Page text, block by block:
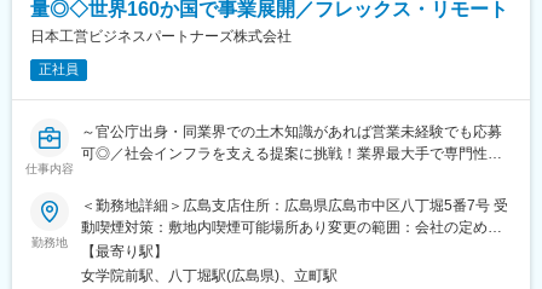
＜将来的には＞
官公庁案件に加え、民間マーケットや官民連携（PPP/PFI）など
件をお任せします。まずは社内で業務の流れを習得し、ゆくゆく
はプロポーザル対応や新規開拓にも関わっていただきます。
■評価制度
期初に上司と目標設定を行い、業績だけではなく技術提案の内
容、関係者との連携といった定性面も含めて総合的に評価しま
す。
量◎◇世界160か国で事業展開／フレックス・リモート
日本工営ビジネスパートナーズ株式会社
正社員
仕事内容
～官公庁出身・同業界での土木知識があれば営業未経験でも応募
可◎／社会インフラを支える提案に挑戦！業界最大手で専門性を
■業務内容：
・国や自治体などの官公庁および民間企業に向けて、社会インフ
ラや都市空間に関する提案営業をお任せします。
・河川・道路・防災・環境修復・地域計画など、公共性の高いプ
勤務地
＜勤務地詳細＞広島支店住所：広島県広島市中区八丁堀5番7号 受
動喫煙対策：敷地内喫煙可能場所あり変更の範囲：会社の定める
事業所（リモートワーク含む）
【最寄り駅】
女学院前駅、八丁堀駅(広島県)、立町駅